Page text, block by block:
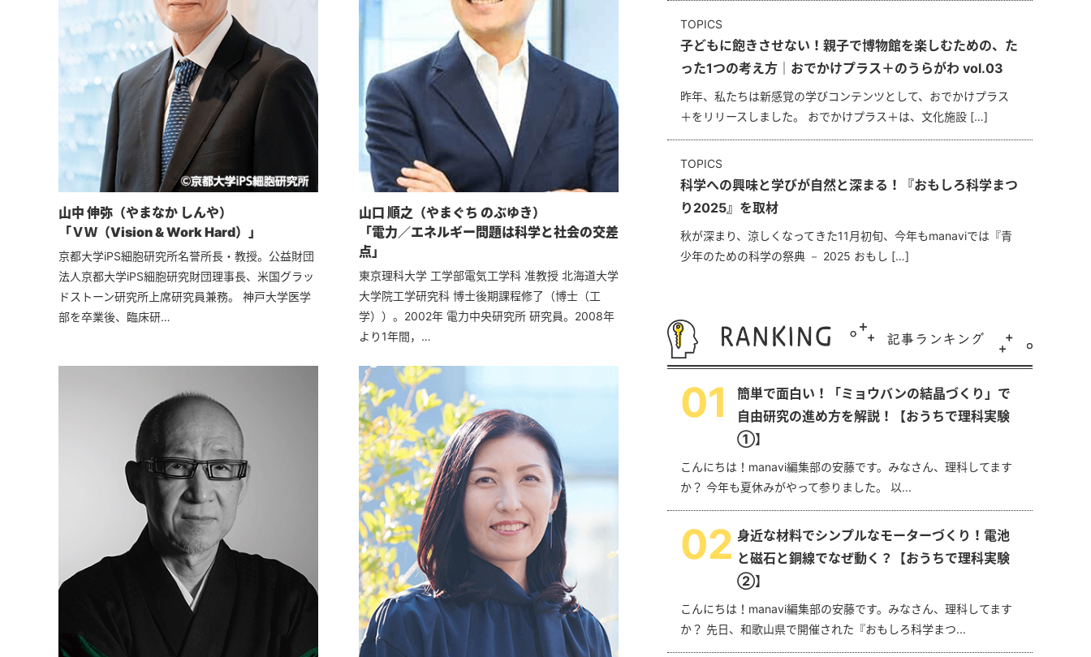
山中 伸弥（やまなか しんや）
「ＶＷ（Vision & Work Hard）」
京都大学iPS細胞研究所名誉所長・教授。公益財団
法人京都大学iPS細胞研究財団理事長、米国グラッ
ドストーン研究所上席研究員兼務。 神戸大学医学
部を卒業後、臨床研…
山口 順之（やまぐち のぶゆき）
「電力／エネルギー問題は科学と社会の交差
点」
東京理科大学 工学部電気工学科 准教授 北海道大学
大学院工学研究科 博士後期課程修了（博士（工
学））。2002年 電力中央研究所 研究員。2008年
より1年間，…
TOPICS
子どもに飽きさせない！親子で博物館を楽しむための、た
った1つの考え方｜おでかけプラス＋のうらがわ vol.03
昨年、私たちは新感覚の学びコンテンツとして、おでかけプラス
＋をリリースしました。 おでかけプラス＋は、文化施設 […]
TOPICS
科学への興味と学びが自然と深まる！『おもしろ科学まつ
り2025』を取材
秋が深まり、涼しくなってきた11月初旬、今年もmanaviでは『青
少年のための科学の祭典 － 2025 おもし […]
01
簡単で面白い！「ミョウバンの結晶づくり」で
自由研究の進め方を解説！【おうちで理科実験
①】
こんにちは！manavi編集部の安藤です。みなさん、理科してます
か？ 今年も夏休みがやって参りました。 以...
02 身近な材料でシンプルなモーターづくり！電池
と磁石と銅線でなぜ動く？【おうちで理科実験
②】
こんにちは！manavi編集部の安藤です。みなさん、理科してます
か？ 先日、和歌山県で開催された『おもしろ科学まつ...